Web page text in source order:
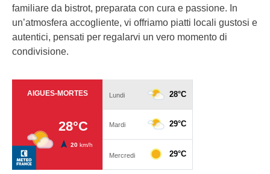
familiare da bistrot, preparata con cura e passione. In
un’atmosfera accogliente, vi offriamo piatti locali gustosi e
autentici, pensati per regalarvi un vero momento di
condivisione.